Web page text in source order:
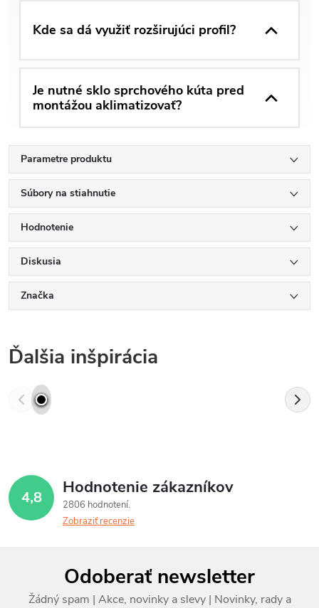
Kde sa dá využiť rozširujúci profil?
Je nutné sklo sprchového kúta pred
montážou aklimatizovať?
Parametre produktu
Súbory na stiahnutie
Hodnotenie
Diskusia
Značka
Ďalšia inšpirácia
4,8 Hodnotenie zákazníkov
2806 hodnotení
Zobraziť recenzie
Odoberať newsletter